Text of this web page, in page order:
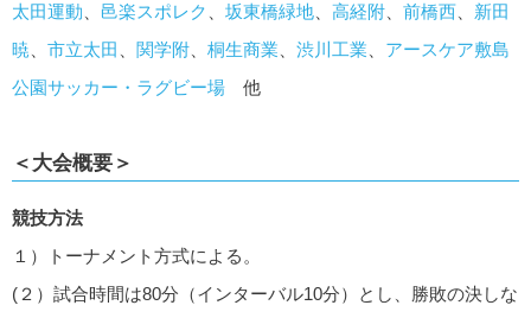
太田運動、 邑楽スポレク 、 坂東橋緑地、 高経附、 前橋西、 新田
暁、 市立太田 、 関学附、 桐生商業、 渋川工業、 アースケア敷島
公園サッカー・ラグビー場 他
＜大会概要＞
競技方法
１）トーナメント方式による。
(２）試合時間は80分（インターバル10分）とし、勝敗の決しな